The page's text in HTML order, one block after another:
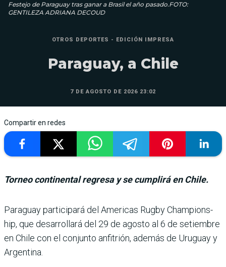
Festejo de Paraguay tras ganar a Brasil el año pasado.FOTO:
GENTILEZA ADRIANA DECOUD
OTROS DEPORTES - EDICIÓN IMPRESA
Paraguay, a Chile
7 DE AGOSTO DE 2026 23:02
Compartir en redes
Torneo continental regresa y se cumplirá en Chile.
Paraguay participará del Americas Rugby Champions­
hip, que desarrollará del 29 de agosto al 6 de setiembre
en Chile con el conjunto anfi­trión, además de Uruguay y
Argentina.